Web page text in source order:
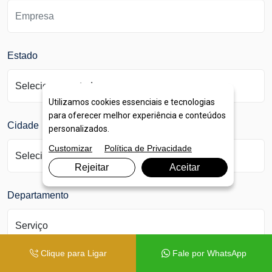
Estado
Cidade
Departamento
Clique para Ligar Fale por WhatsApp
Utilizamos cookies essenciais e tecnologias
para oferecer melhor experiência e conteúdos
personalizados.
Customizar
Política de Privacidade
Rejeitar Aceitar